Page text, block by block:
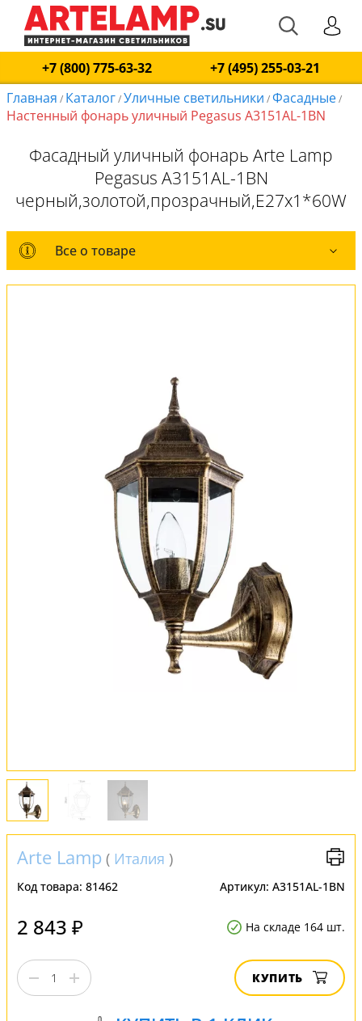
+7 (800) 775-63-32
+7 (495) 255-03-21
Главная / Каталог/Уличные светильники /Фасадные/
Настенный фонарь уличный Pegasus A3151AL-1BN
Фасадный уличный фонарь Arte Lamp
Pegasus A3151AL-1BN
черный,золотой,прозрачный,E27x1*60W
Все о товаре
Все о товаре
Оплата и доставка
Обмен и возврат
Установка
Arte Lamp ( Италия )
Код товара: 81462 Артикул: A3151AL-1BN
2 843 ₽ На складе 164 шт.
КУПИТЬ